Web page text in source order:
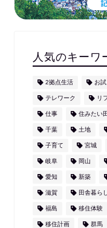
人気のキーワ
2拠点生活 お
テレワーク リ
仕事 住みたい
千葉 土地
子育て 宮城
岐阜 岡山
愛知 新築
滋賀 田舎暮らし
福島 移住体験
移住計画 群馬